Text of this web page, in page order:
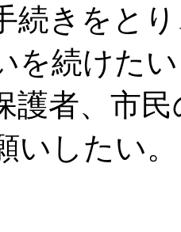
続きをと
を続けた
者、市
いしたい。